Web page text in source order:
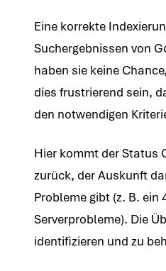
Eine korrekte
Suchergebnissen von
haben sie keine
dies frustrierend sein,
den notwendigen
Hier kommt der Status
zurück, der Auskunft
Probleme gibt (z. B.
Serverprobleme). Die
identifizieren und zu